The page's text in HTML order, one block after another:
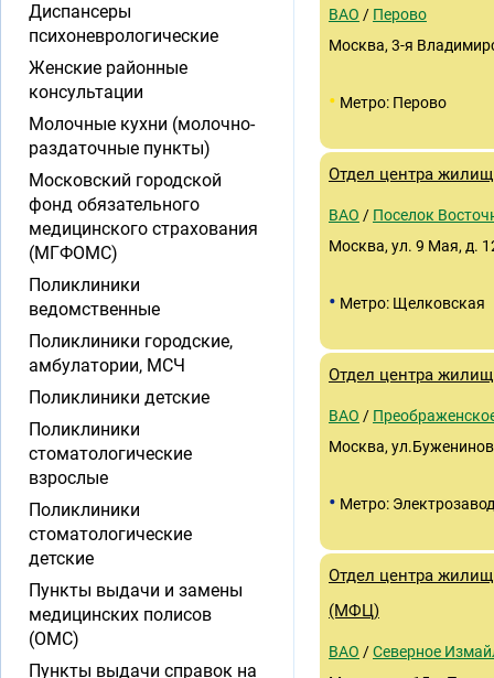
ВАО / Перово
Москва, 3-я
• Метро: Перово
Отдел центра
ВАО / Поселок
Москва, ул. 9 Мая, д.
• Метро: Щелковская
Отдел центра
ВАО /
Москва,
• Метро:
Отдел центра
(МФЦ)
ВАО /Северное
Диспансеры
психоневрологические
Женские районные
консультации
Молочные кухни (молочно-
раздаточные пункты)
Московский городской
фонд обязательного
медицинского страхования
(МГФОМС)
Поликлиники
ведомственные
Поликлиники городские,
амбулатории, МСЧ
Поликлиники детские
Поликлиники
стоматологические
взрослые
Поликлиники
стоматологические
детские
Пункты выдачи и замены
медицинских полисов
(ОМС)
Пункты выдачи справок на